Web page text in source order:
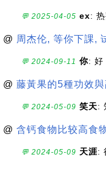
💬 2025-04-05 ex:
@ 周杰伦, 等你下課,
💬 2024-09-11 你: 好
@ 藤黃果的5種功效
💬 2024-05-09 笑天:
@ 含钙食物比较高食
💬 2024-05-09 天涯: